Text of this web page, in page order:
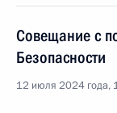
Совещание с
Безопасности
12 июля 2024 года,